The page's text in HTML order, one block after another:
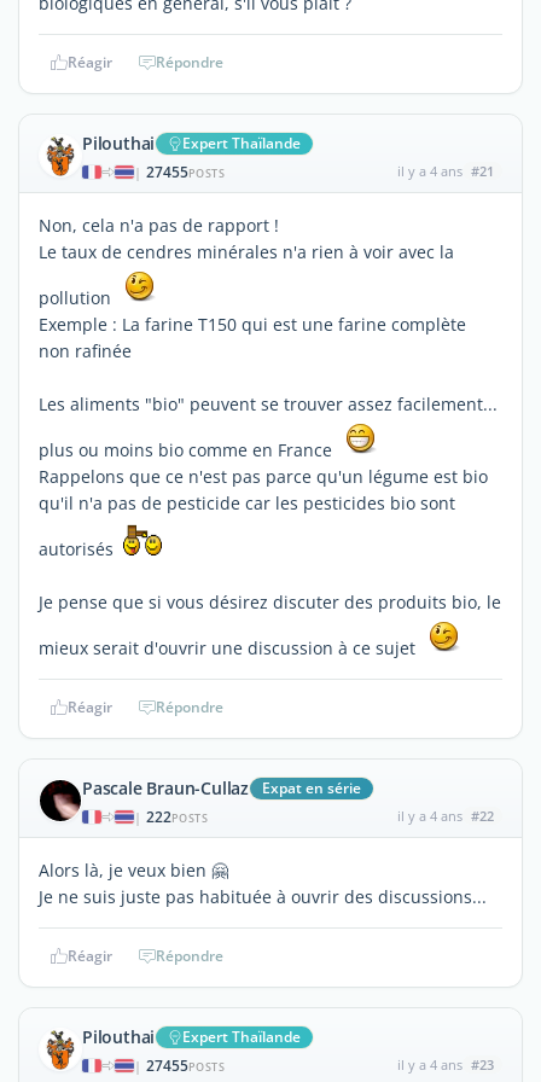
Réagir Répondre
Pilouthai Expert Thaïlande
| 27455POSTS il y a 4 ans #21
Non, cela n'a pas de rapport !
Le taux de cendres minérales n'a rien à voir avec la
pollution
Exemple : La farine T150 qui est une farine complète
non rafinée
Les aliments "bio" peuvent se trouver assez facilement...
plus ou moins bio comme en France
Rappelons que ce n'est pas parce qu'un légume est bio
qu'il n'a pas de pesticide car les pesticides bio sont
autorisés
Je pense que si vous désirez discuter des produits bio, le
mieux serait d'ouvrir une discussion à ce sujet
Réagir Répondre
Pascale Braun-Cullaz Expat en série
| 222POSTS il y a 4 ans #22
Alors là, je veux bien 🤗
Je ne suis juste pas habituée à ouvrir des discussions...
Réagir Répondre
Pilouthai Expert Thaïlande
| 27455POSTS il y a 4 ans #23